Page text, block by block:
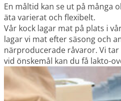
En måltid kan se ut på många
äta varierat och flexibelt.
Vår kock lagar mat på plats i
lagar vi mat efter säsong och
närproducerade råvaror. Vi
vid önskemål kan du få lakto-